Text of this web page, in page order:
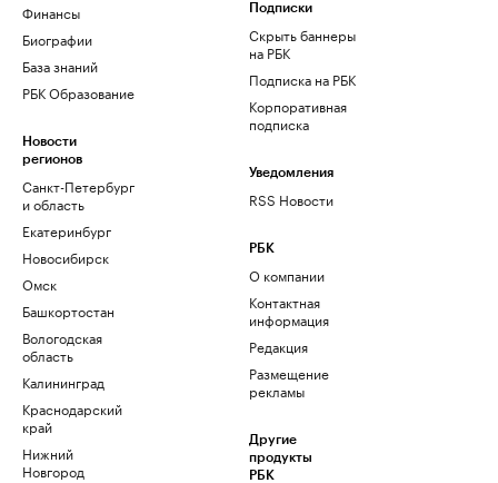
Финансы
Биографии
База знаний
РБК Образование
Новости
регионов
Санкт-Петербург
и область
Екатеринбург
Новосибирск
Омск
Башкортостан
Вологодская
область
Калининград
Краснодарский
край
Нижний
Новгород
Подписки
Скрыть баннеры
на РБК
Подписка на РБК
Корпоративная
подписка
Уведомления
RSS Новости
РБК
О компании
Контактная
информация
Редакция
Размещение
рекламы
Другие
продукты
РБК